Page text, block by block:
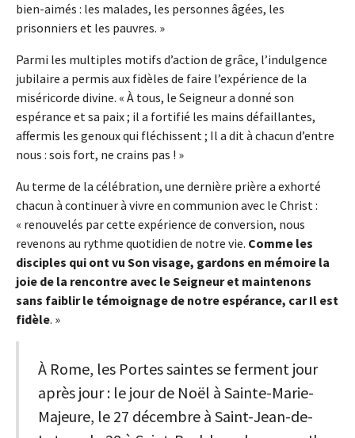
bien-aimés : les malades, les personnes âgées, les
prisonniers et les pauvres. »
Parmi les multiples motifs d’action de grâce, l’indulgence
jubilaire a permis aux fidèles de faire l’expérience de la
miséricorde divine. « À tous, le Seigneur a donné son
espérance et sa paix ; il a fortifié les mains défaillantes,
affermis les genoux qui fléchissent ; Il a dit à chacun d’entre
nous : sois fort, ne crains pas ! »
Au terme de la célébration, une dernière prière a exhorté
chacun à continuer à vivre en communion avec le Christ :
« renouvelés par cette expérience de conversion, nous
revenons au rythme quotidien de notre vie. Comme les
disciples qui ont vu Son visage, gardons en mémoire la
joie de la rencontre avec le Seigneur et maintenons
sans faiblir le témoignage de notre espérance, car Il est
fidèle. »
À Rome, les Portes saintes se ferment jour
après jour : le jour de Noël à Sainte-Marie-
Majeure, le 27 décembre à Saint-Jean-de-